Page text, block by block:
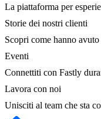
La piattaforma per
Storie dei nostri clienti
Scopri come hanno
Eventi
Connettiti con Fastly
Lavora con noi
Unisciti al team che sta